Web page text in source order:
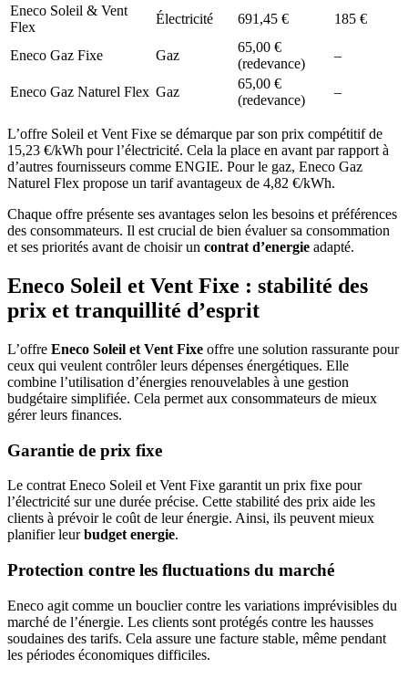
Eneco Soleil & Vent
Flex
Électricité 691,45 € 185 €
Eneco Gaz Fixe Gaz
65,00 €
(redevance)
–
Eneco Gaz Naturel Flex Gaz
65,00 €
(redevance)
–
L’offre Soleil et Vent Fixe se démarque par son prix compétitif de
15,23 €/kWh pour l’électricité. Cela la place en avant par rapport à
d’autres fournisseurs comme ENGIE. Pour le gaz, Eneco Gaz
Naturel Flex propose un tarif avantageux de 4,82 €/kWh.
Chaque offre présente ses avantages selon les besoins et préférences
des consommateurs. Il est crucial de bien évaluer sa consommation
et ses priorités avant de choisir un contrat d’energie adapté.
Eneco Soleil et Vent Fixe : stabilité des
prix et tranquillité d’esprit
L’offre Eneco Soleil et Vent Fixe offre une solution rassurante pour
ceux qui veulent contrôler leurs dépenses énergétiques. Elle
combine l’utilisation d’énergies renouvelables à une gestion
budgétaire simplifiée. Cela permet aux consommateurs de mieux
gérer leurs finances.
Garantie de prix fixe
Le contrat Eneco Soleil et Vent Fixe garantit un prix fixe pour
l’électricité sur une durée précise. Cette stabilité des prix aide les
clients à prévoir le coût de leur énergie. Ainsi, ils peuvent mieux
planifier leurbudget energie.
Protection contre les fluctuations du marché
Eneco agit comme un bouclier contre les variations imprévisibles du
marché de l’énergie. Les clients sont protégés contre les hausses
soudaines des tarifs. Cela assure une facture stable, même pendant
les périodes économiques difficiles.